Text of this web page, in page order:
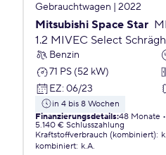
Gebrauchtwagen | 2022
Mitsubishi Space Star
1.2 MIVEC Select
Benzin
71 PS (52 kW)
EZ: 06/23
in 4 bis 8 Wochen
Finanzierungsdetails:48 Monate
5.140 € Schlusszahlung
Kraftstoffverbrauch (kombiniert):
kombiniert: k.A.